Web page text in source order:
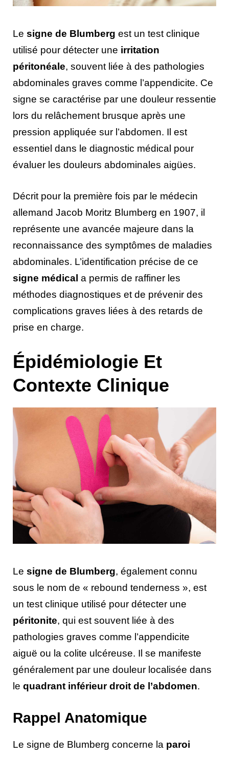
Le signe de Blumberg est un test clinique
utilisé pour détecter une irritation
péritonéale, souvent liée à des pathologies
abdominales graves comme l’appendicite. Ce
signe se caractérise par une douleur ressentie
lors du relâchement brusque après une
pression appliquée sur l’abdomen. Il est
essentiel dans le diagnostic médical pour
évaluer les douleurs abdominales aigües.
Décrit pour la première fois par le médecin
allemand Jacob Moritz Blumberg en 1907, il
représente une avancée majeure dans la
reconnaissance des symptômes de maladies
abdominales. L’identification précise de ce
signe médical a permis de raffiner les
méthodes diagnostiques et de prévenir des
complications graves liées à des retards de
prise en charge.
Épidémiologie Et
Contexte Clinique
Le signe de Blumberg, également connu
sous le nom de « rebound tenderness », est
un test clinique utilisé pour détecter une
péritonite, qui est souvent liée à des
pathologies graves comme l’appendicite
aiguë ou la colite ulcéreuse. Il se manifeste
généralement par une douleur localisée dans
le quadrant inférieur droit de l’abdomen.
Rappel Anatomique
Le signe de Blumberg concerne la paroi